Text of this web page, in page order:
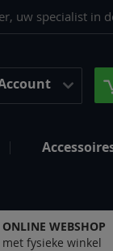
uw specialist in
ONLINE WEBSHOP
met fysieke winkel